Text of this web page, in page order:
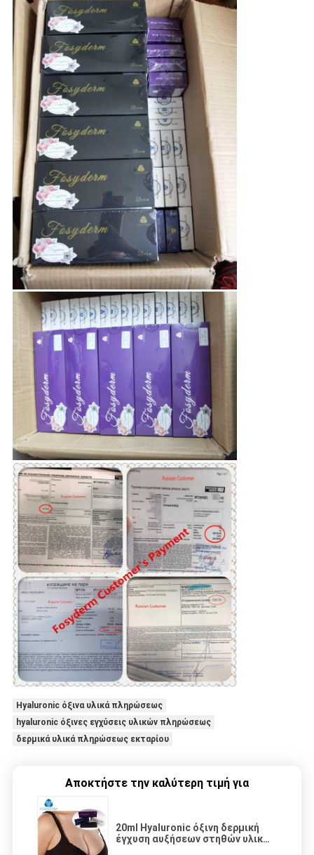
Hyaluronic όξινα υλικά πληρώσεως
hyaluronic όξινες εγχύσεις υλικών πληρώσεως
δερμικά υλικά πληρώσεως εκταρίου
Αποκτήστε την καλύτερη τιμή για
20ml Hyaluronic όξινη δερμική
έγχυση αυξήσεων στηθών υλικών